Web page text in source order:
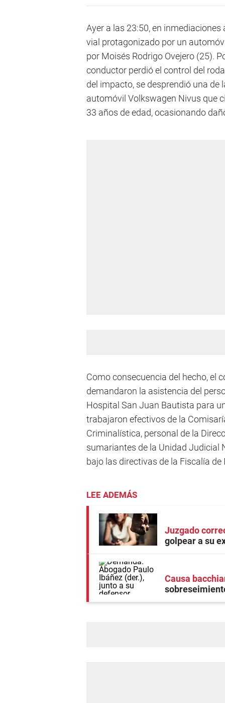
Ayer a las 23:50, en
vial protagonizado por un
por Moisés Rodrigo Ovejero (25).
conductor perdió el control del
del impacto, se desprendió una de
automóvil Volkswagen Nivus que
33 años de edad, ocasionando
Como consecuencia del hecho, el
demandaron la asistencia del
Hospital San Juan Bautista para
trabajaron efectivos de la
Criminalística, personal de la
sumariantes de la Unidad Judicial
bajo las directivas de la Fiscalía
LEE ADEMÁS
Juzgado
golpear a su
Causa